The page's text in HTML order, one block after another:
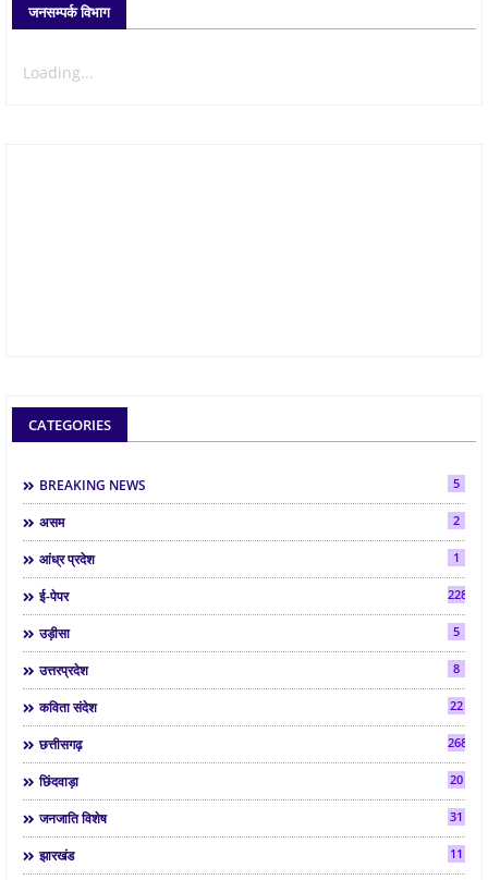
जनसम्पर्क विभाग
Loading...
CATEGORIES
BREAKING NEWS 5
असम 2
आंध्र प्रदेश 1
ई-पेपर 2286
उड़ीसा 5
उत्तरप्रदेश 8
कविता संदेश 22
छत्तीसगढ़ 268
छिंदवाड़ा 20
जनजाति विशेष 31
झारखंड 11